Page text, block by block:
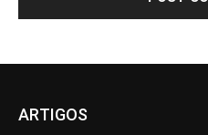
ARTIGOS